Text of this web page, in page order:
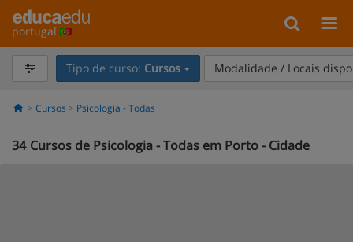
portugal
Tipo de curso: Cursos Modalidade / Locais
Cursos Psicologia - Todas
34 Cursos de Psicologia - Todas em Porto - Cidade